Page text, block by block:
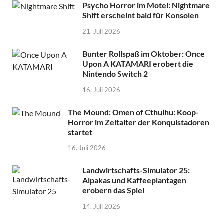
Psycho Horror im Motel: Nightmare
Shift erscheint bald für Konsolen
21. Juli 2026
Bunter Rollspaß im Oktober: Once
Upon A KATAMARI erobert die
Nintendo Switch 2
16. Juli 2026
The Mound: Omen of Cthulhu: Koop-
Horror im Zeitalter der Konquistadoren
startet
16. Juli 2026
Landwirtschafts-Simulator 25:
Alpakas und Kaffeeplantagen
erobern das Spiel
14. Juli 2026